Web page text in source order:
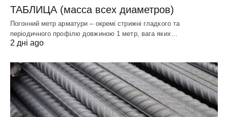
ТАБЛИЦА (масса всех диаметров)
Погонний метр арматури – окремі стрижні гладкого та
періодичного профілю довжиною 1 метр, вага яких…
2 дні ago